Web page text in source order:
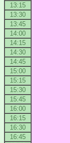
13:15
13:30
13:45
14:00
14:15
14:30
14:45
15:00
15:15
15:30
15:45
16:00
16:15
16:30
16:45